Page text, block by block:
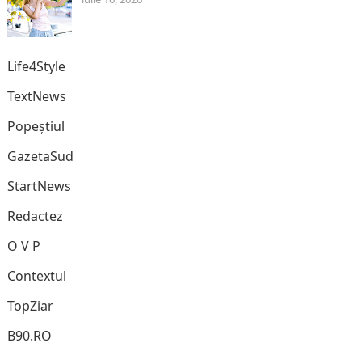
Life4Style
TextNews
Popeștiul
GazetaSud
StartNews
Redactez
O V P
Contextul
TopZiar
B90.RO